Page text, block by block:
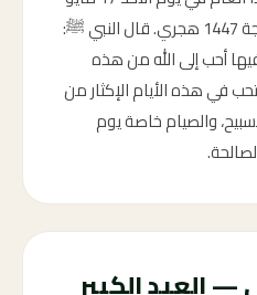
2026، الموافق أول ذي الحجة 1447 هجري. قال النبي ﷺ:
أحب إلى الله من هذه
في هذه الأيام الإكثار من
والصيام خاصة يوم
العيد الكبير